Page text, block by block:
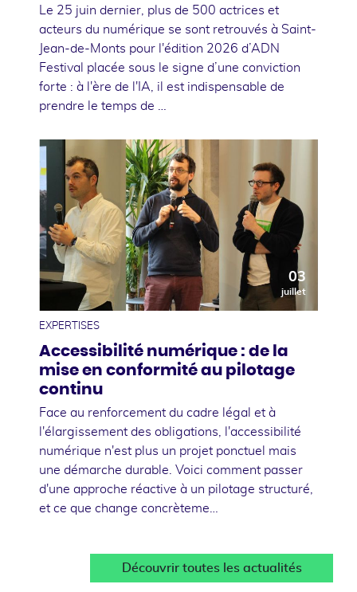
Le 25 juin dernier, plus de 500 actrices et
acteurs du numérique se sont retrouvés à Saint-
Jean-de-Monts pour l'édition 2026 d’ADN
Festival placée sous le signe d’une conviction
forte : à l'ère de l'IA, il est indispensable de
prendre le temps de …
03
juillet
EXPERTISES
Accessibilité numérique : de la
mise en conformité au pilotage
continu
Face au renforcement du cadre légal et à
l'élargissement des obligations, l'accessibilité
numérique n'est plus un projet ponctuel mais
une démarche durable. Voici comment passer
d'une approche réactive à un pilotage structuré,
et ce que change concrèteme…
Découvrir toutes les actualités